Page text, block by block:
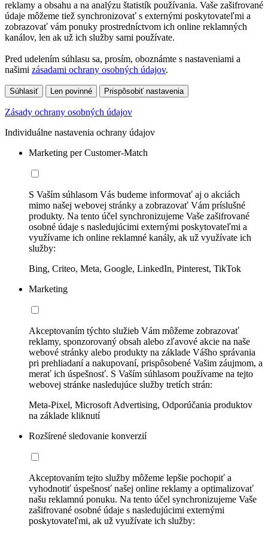
reklamy a obsahu a na analýzu štatistík používania. Vaše zašifrované
údaje môžeme tiež synchronizovať s externými poskytovateľmi a
zobrazovať vám ponuky prostredníctvom ich online reklamných
kanálov, len ak už ich služby sami používate.
Pred udelením súhlasu sa, prosím, oboznámte s nastaveniami a
našimi zásadami ochrany osobných údajov.
Súhlasiť Len povinné Prispôsobiť nastavenia
Zásady ochrany osobných údajov
Individuálne nastavenia ochrany údajov
Marketing per Customer-Match
S Vaším súhlasom Vás budeme informovať aj o akciách
mimo našej webovej stránky a zobrazovať Vám príslušné
produkty. Na tento účel synchronizujeme Vaše zašifrované
osobné údaje s nasledujúcimi externými poskytovateľmi a
využívame ich online reklamné kanály, ak už využívate ich
služby:
Bing, Criteo, Meta, Google, LinkedIn, Pinterest, TikTok
Marketing
Akceptovaním týchto služieb Vám môžeme zobrazovať
reklamy, sponzorovaný obsah alebo zľavové akcie na naše
webové stránky alebo produkty na základe Vášho správania
pri prehliadaní a nakupovaní, prispôsobené Vašim záujmom, a
merať ich úspešnosť. S Vaším súhlasom používame na tejto
webovej stránke nasledujúce služby tretích strán:
Meta-Pixel, Microsoft Advertising, Odporúčania produktov
na základe kliknutí
Rozšírené sledovanie konverzií
Akceptovaním tejto služby môžeme lepšie pochopiť a
vyhodnotiť úspešnosť našej online reklamy a optimalizovať
našu reklamnú ponuku. Na tento účel synchronizujeme Vaše
zašifrované osobné údaje s nasledujúcimi externými
poskytovateľmi, ak už využívate ich služby: